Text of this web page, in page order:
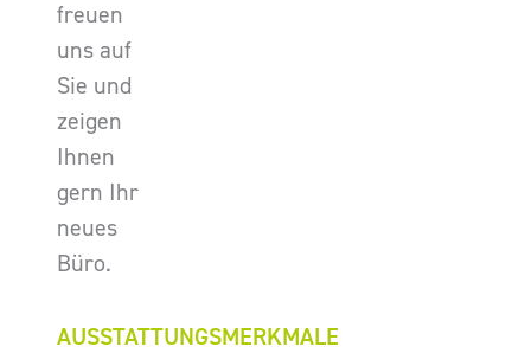
freuen
uns auf
Sie und
zeigen
Ihnen
gern Ihr
neues
Büro.
AUSSTATTUNGSMERKMALE